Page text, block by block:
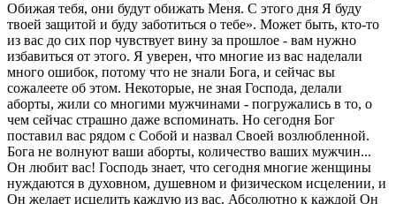
Обижая тебя, они будут обижать Меня. С этого дня Я буду
твоей защитой и буду заботиться о тебе». Может быть, кто-то
из вас до сих пор чувствует вину за прошлое - вам нужно
избавиться от этого. Я уверен, что многие из вас наделали
много ошибок, потому что не знали Бога, и сейчас вы
сожалеете об этом. Некоторые, не зная Господа, делали
аборты, жили со многими мужчинами - погружались в то, о
чем сейчас страшно даже вспоминать. Но сегодня Бог
поставил вас рядом с Собой и назвал Своей возлюбленной.
Бога не волнуют ваши аборты, количество ваших мужчин...
Он любит вас! Господь знает, что сегодня многие женщины
нуждаются в духовном, душевном и физическом исцелении, и
Он желает исцелить каждую из вас. Абсолютно к каждой Он